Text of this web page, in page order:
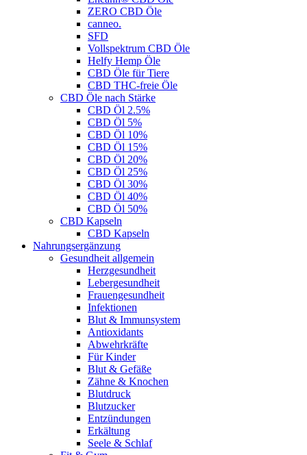
ZERO CBD Öle
canneo.
SFD
Vollspektrum CBD Öle
Helfy Hemp Öle
CBD Öle für Tiere
CBD THC-freie Öle
CBD Öle nach Stärke
CBD Öl 2.5%
CBD Öl 5%
CBD Öl 10%
CBD Öl 15%
CBD Öl 20%
CBD Öl 25%
CBD Öl 30%
CBD Öl 40%
CBD Öl 50%
CBD Kapseln
CBD Kapseln
Nahrungsergänzung
Gesundheit allgemein
Herzgesundheit
Lebergesundheit
Frauengesundheit
Infektionen
Blut & Immunsystem
Antioxidants
Abwehrkräfte
Für Kinder
Blut & Gefäße
Zähne & Knochen
Blutdruck
Blutzucker
Entzündungen
Erkältung
Seele & Schlaf